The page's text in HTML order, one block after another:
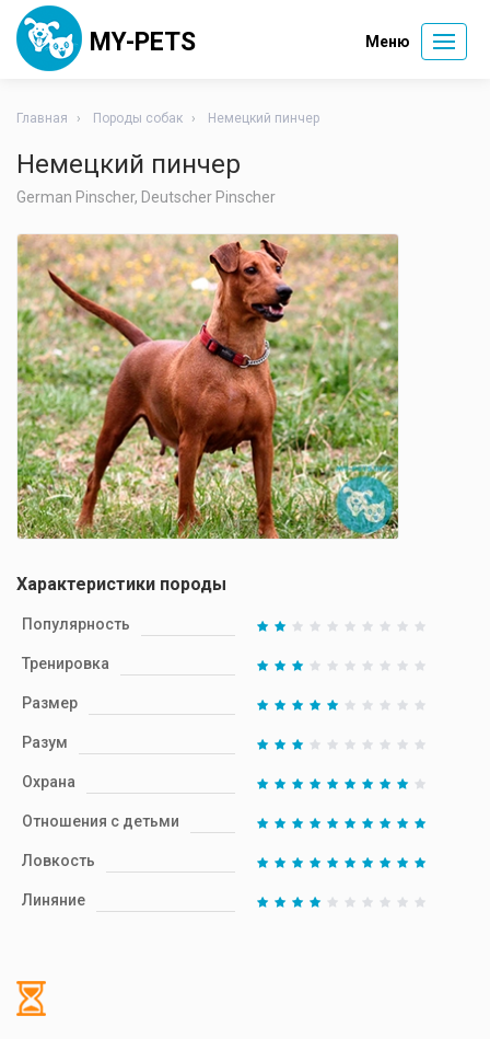
MY-PETS Меню
Главная Породы собак Немецкий пинчер
Немецкий пинчер
German Pinscher, Deutscher Pinscher
Характеристики породы
Популярность
Тренировка
Размер
Разум
Охрана
Отношения с детьми
Ловкость
Линяние